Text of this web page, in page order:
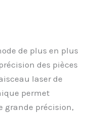
de plus en plus
des pièces
laser de
permet
grande précision,